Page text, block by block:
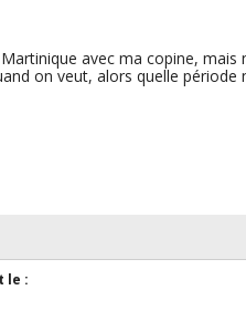
avec ma copine,
on veut, alors quelle période
le :